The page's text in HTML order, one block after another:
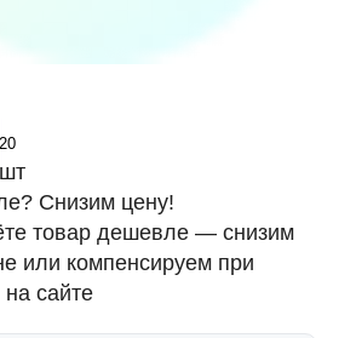
шт
Снизим цену!
товар дешевле — снизим
или компенсируем при
сайте